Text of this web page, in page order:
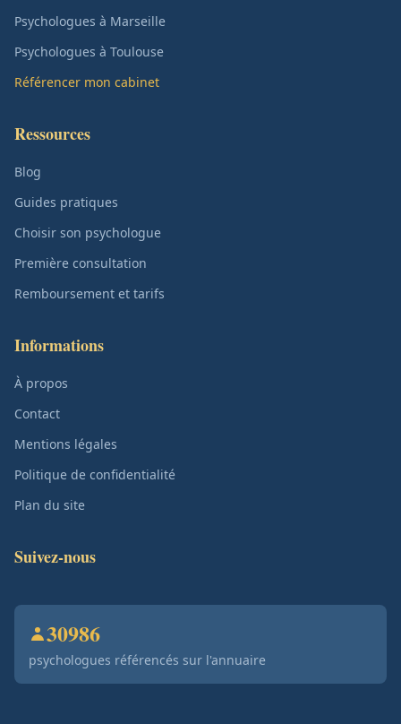
Psychologues à Marseille
Psychologues à Toulouse
Référencer mon cabinet
Ressources
Blog
Guides pratiques
Choisir son psychologue
Première consultation
Remboursement et tarifs
Informations
À propos
Contact
Mentions légales
Politique de confidentialité
Plan du site
Suivez-nous
30986
psychologues référencés sur l'annuaire